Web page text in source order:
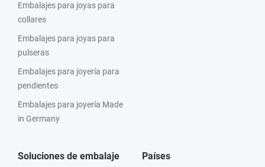
Embalajes para joyas para
collares
Embalajes para joyas para
pulseras
Embalajes para joyería para
pendientes
Embalajes para joyería Made
in Germany
Soluciones de embalaje Países